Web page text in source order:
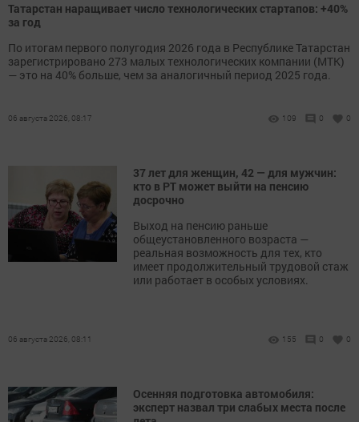
Татарстан наращивает число технологических стартапов: +40%
за год
По итогам первого полугодия 2026 года в Республике Татарстан
зарегистрировано 273 малых технологических компании (МТК)
— это на 40% больше, чем за аналогичный период 2025 года.
06 августа 2026, 08:17 109 0 0
37 лет для женщин, 42 — для мужчин:
кто в РТ может выйти на пенсию
досрочно
Выход на пенсию раньше
общеустановленного возраста —
реальная возможность для тех, кто
имеет продолжительный трудовой стаж
или работает в особых условиях.
06 августа 2026, 08:11 155 0 0
Осенняя подготовка автомобиля:
эксперт назвал три слабых места после